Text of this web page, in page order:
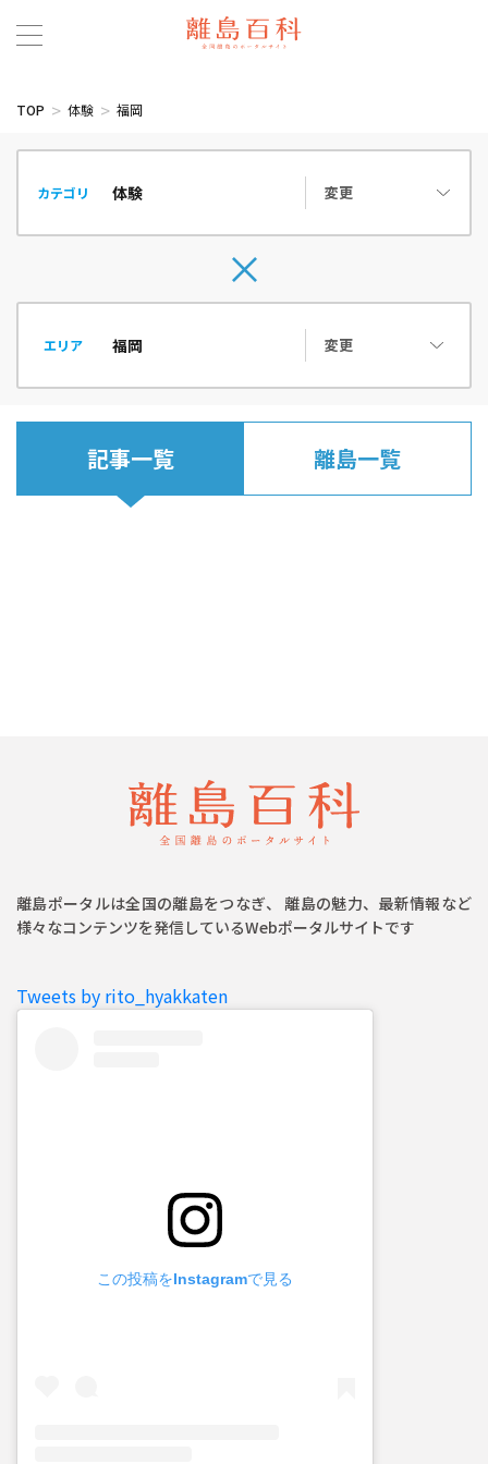
TOP 体験 福岡
カテゴリ 変更
エリア 変更
記事一覧 離島一覧
離島ポータルは全国の離島をつなぎ、 離島の魅力、最新情報など
様々なコンテンツを発信しているWebポータルサイトです
Tweets by rito_hyakkaten
この投稿をInstagramで見る